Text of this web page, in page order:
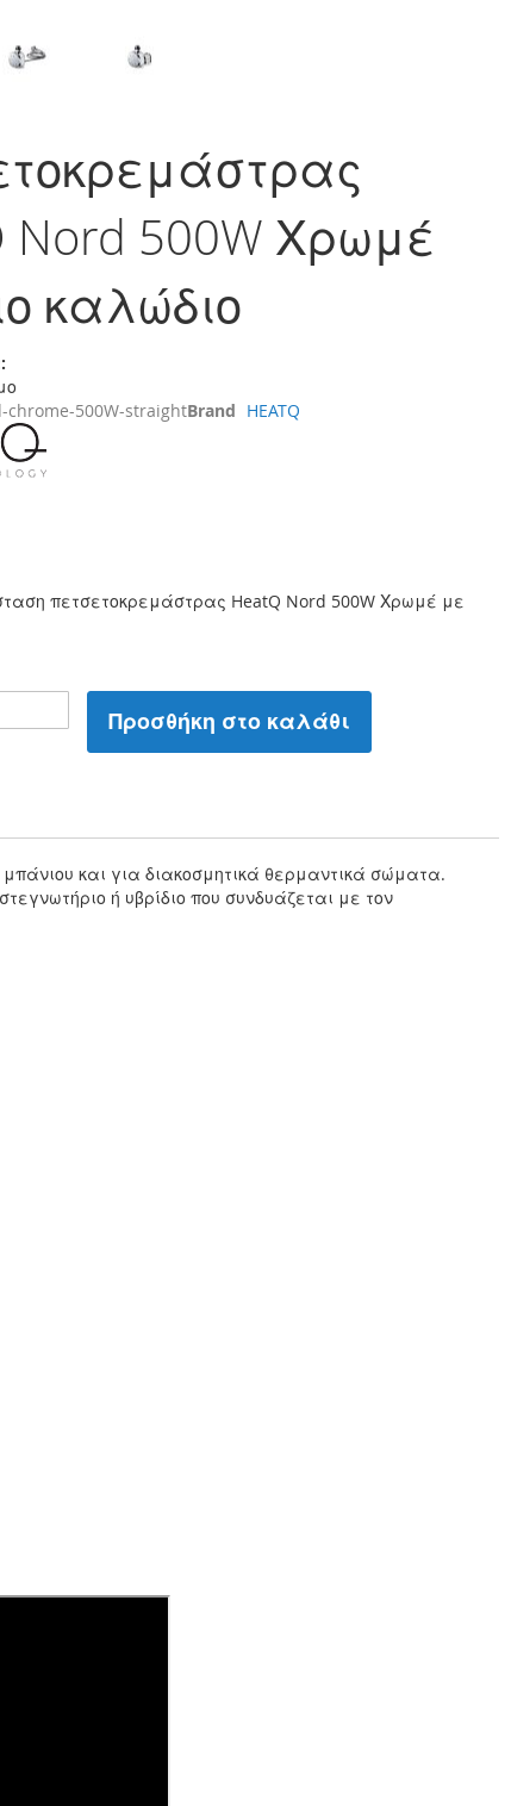
Nord 500W Χρωμέ
καλώδιο
chrome-500W-straightBrand HEATQ
πετσετοκρεμάστρας HeatQ Nord 500W Χρωμέ με
Προσθήκη στο καλάθι
και για διακοσμητικά θερμαντικά σώματα.
ή υβρίδιο που συνδυάζεται με τον